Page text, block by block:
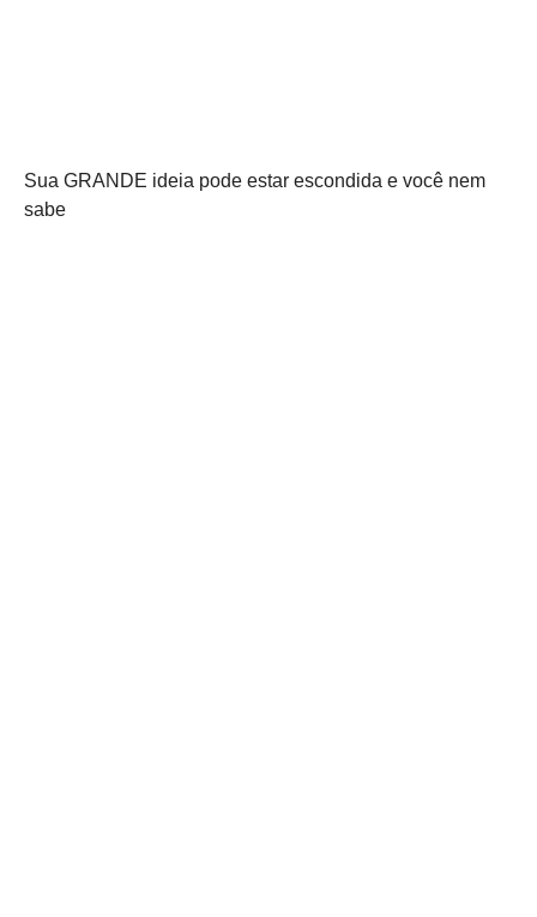
Sua GRANDE ideia pode estar escondida e você nem
sabe